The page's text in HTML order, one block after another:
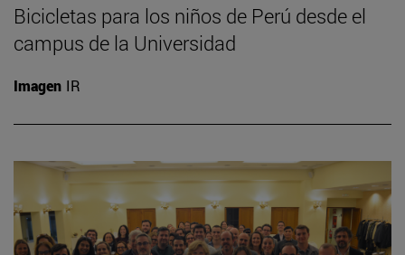
Bicicletas para los niños de Perú desde el
campus de la Universidad
Imagen IR